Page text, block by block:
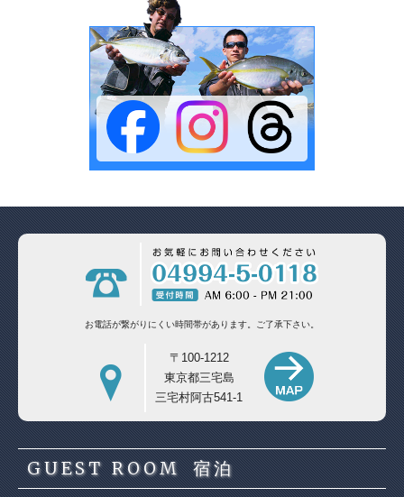
お電話が繋がりにくい時間帯があります。 ご了承下さい。
〒100-1212
東京都三宅島
三宅村阿古541-1
GUEST ROOM 宿泊